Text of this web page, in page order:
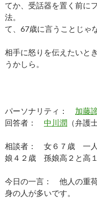
てか、受話器を置く前に
法。
て、67歳に言うことじゃ
相手に怒りを伝えたいと
うかしら。
パーソナリティ： 加藤
回答者： 中川潤 （弁護
相談者： 女６７歳 一
娘４２歳 孫娘高２と高１
今日の一言： 他人の重
身の人が多いです。